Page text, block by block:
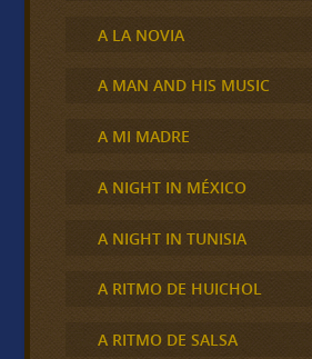
A LA NOVIA
A MAN AND HIS MUSIC
A MI MADRE
A NIGHT IN MÉXICO
A NIGHT IN TUNISIA
A RITMO DE HUICHOL
A RITMO DE SALSA